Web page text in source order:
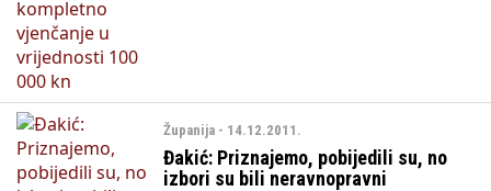
Županija - 14.12.2011.
Đakić: Priznajemo, pobijedili su, no
izbori su bili neravnopravni